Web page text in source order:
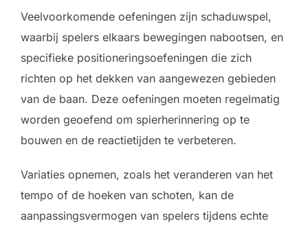
Veelvoorkomende oefeningen zijn schaduwspel,
waarbij spelers elkaars bewegingen nabootsen, en
specifieke positioneringsoefeningen die zich
richten op het dekken van aangewezen gebieden
van de baan. Deze oefeningen moeten regelmatig
worden geoefend om spierherinnering op te
bouwen en de reactietijden te verbeteren.
Variaties opnemen, zoals het veranderen van het
tempo of de hoeken van schoten, kan de
aanpassingsvermogen van spelers tijdens echte